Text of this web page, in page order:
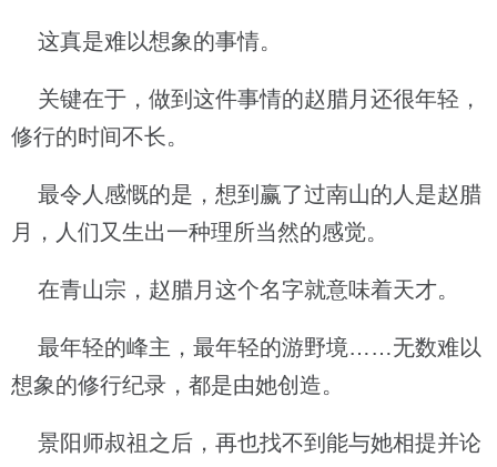
这真是难以想象的事情。
关键在于，做到这件事情的赵腊月还很年轻，
修行的时间不长。
最令人感慨的是，想到赢了过南山的人是赵腊
月，人们又生出一种理所当然的感觉。
在青山宗，赵腊月这个名字就意味着天才。
最年轻的峰主，最年轻的游野境……无数难以
想象的修行纪录，都是由她创造。
景阳师叔祖之后，再也找不到能与她相提并论